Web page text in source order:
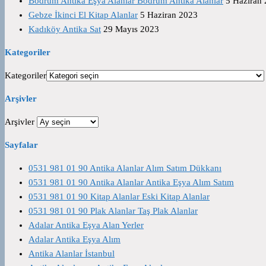
Gebze İkinci El Kitap Alanlar 5 Haziran 2023
Kadıköy Antika Sat 29 Mayıs 2023
Kategoriler
Kategoriler
Arşivler
Arşivler
Sayfalar
0531 981 01 90 Antika Alanlar Alım Satım Dükkanı
0531 981 01 90 Antika Alanlar Antika Eşya Alım Satım
0531 981 01 90 Kitap Alanlar Eski Kitap Alanlar
0531 981 01 90 Plak Alanlar Taş Plak Alanlar
Adalar Antika Eşya Alan Yerler
Adalar Antika Eşya Alım
Antika Alanlar İstanbul